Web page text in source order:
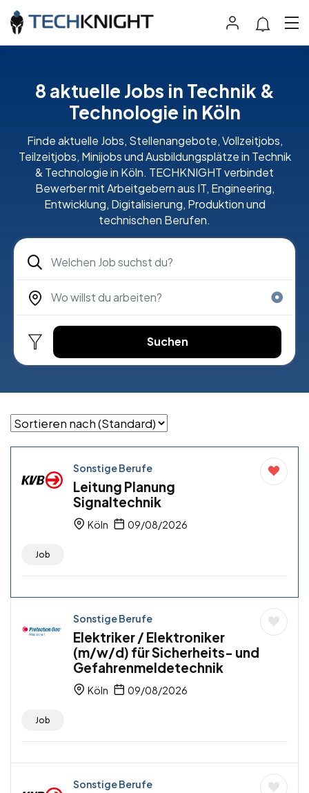
8 aktuelle Jobs in Technik &
Technologie in Köln
Finde aktuelle Jobs, Stellenangebote, Vollzeitjobs,
Teilzeitjobs, Minijobs und Ausbildungsplätze in Technik
& Technologie in Köln. TECHKNIGHT verbindet
Bewerber mit Arbeitgebern aus IT, Engineering,
Entwicklung, Digitalisierung, Produktion und
technischen Berufen.
Suchen
Sonstige Berufe
Leitung Planung
Signaltechnik
Köln 09/08/2026
Job
Sonstige Berufe
Elektriker / Elektroniker
(m/w/d) für Sicherheits- und
Gefahrenmeldetechnik
Köln 09/08/2026
Job
Sonstige Berufe